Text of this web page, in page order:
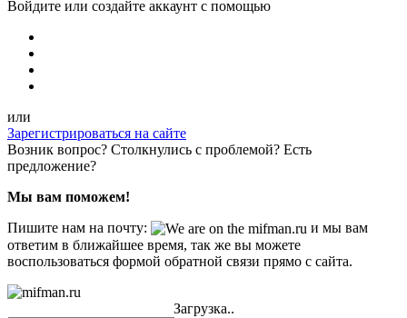
Войдите или создайте аккаунт с помощью
или
Зарегистрироваться на сайте
Возник вопрос? Столкнулись с проблемой? Есть
предложение?
Мы вам поможем!
Пишите нам на почту:
и мы вам
ответим в ближайшее время, так же вы можете
воспользоваться формой обратной связи прямо с сайта.
Загрузка..